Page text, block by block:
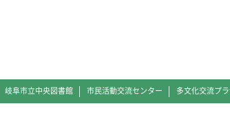
岐阜市立中央図書館 市民活動交流センター 多文化交流プ